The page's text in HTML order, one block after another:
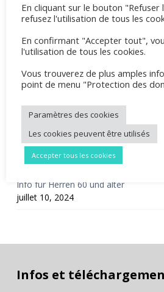
mai 8, 2026
OGS Training Mai 2026
mai 8, 2026
Mixedturnier 2026
mars 23, 2026
Mitgliederversammlung 2026
Unterstützung der Jugendabteilung
août 2, 2025
Info für Herren 60 und älter
juillet 10, 2024
Infos et
En cliquant sur le bouton "Refuser
refusez l'utilisation de tous les
En confirmant "Accepter tout",
l'utilisation de tous les cookies.
Vous trouverez de plus amples
point de menu "Protection des
Paramètres des cookies
Les cookies peuvent être utilisés
Accepter tous les cookies